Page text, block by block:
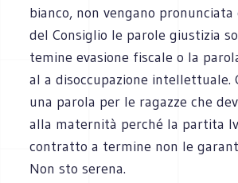
bianco, non vengano
del Consiglio le parole giustizia
temine evasione fiscale o la
al a disoccupazione intellettuale.
una parola per le ragazze che
alla maternità perché la partita
contratto a termine non le
Non sto serena.